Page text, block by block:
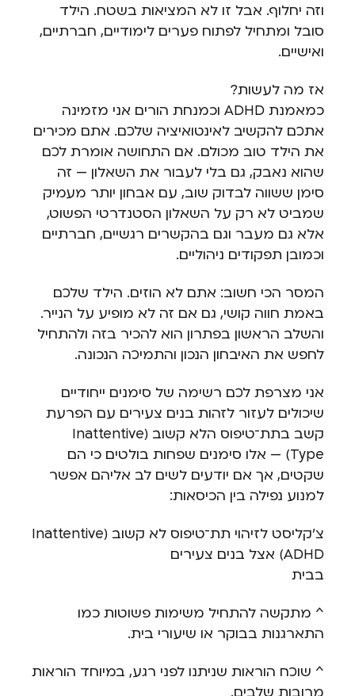
וזה יחלוף. אבל זו לא המציאות בשטח. הילד
סובל ומתחיל לפתוח פערים לימודיים, חברתיים,
ואישיים.
אז מה לעשות?
כמאמנת ADHD וכמנחת הורים אני מזמינה
אתכם להקשיב לאינטואיציה שלכם. אתם מכירים
את הילד טוב מכולם. אם התחושה אומרת לכם
שהוא נאבק, גם בלי לעבור את השאלון — זה
סימן ששווה לבדוק שוב, עם אבחון יותר מעמיק
שמביט לא רק על השאלון הסטנדרטי הפשוט,
אלא גם מעבר וגם בהקשרים רגשיים, חברתיים
וכמובן תפקודים ניהוליים.
המסר הכי חשוב: אתם לא הוזים. הילד שלכם
באמת חווה קושי, גם אם זה לא מופיע על הנייר.
והשלב הראשון בפתרון הוא להכיר בזה ולהתחיל
לחפש את האיבחון הנכון והתמיכה הנכונה.
אני מצרפת לכם רשימה של סימנים ייחודיים
שיכולים לעזור לזהות בנים צעירים עם הפרעת
קשב בתת־טיפוס הלא קשוב (Inattentive
Type) — אלו סימנים שפחות בולטים כי הם
שקטים, אך אם יודעים לשים לב אליהם אפשר
למנוע נפילה בין הכיסאות:
צ’קליסט לזיהוי תת־טיפוס לא קשוב (Inattentive
ADHD) אצל בנים צעירים
בבית
^ מתקשה להתחיל משימות פשוטות כמו
התארגנות בבוקר או שיעורי בית.
^ שוכח הוראות שניתנו לפני רגע, במיוחד הוראות